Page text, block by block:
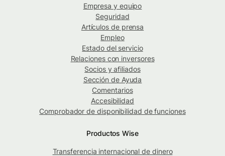
Empresa y equipo
Seguridad
Artículos de prensa
Empleo
Estado del servicio
Relaciones con inversores
Socios y afiliados
Sección de Ayuda
Comentarios
Accesibilidad
Comprobador de disponibilidad de funciones
Productos Wise
Transferencia internacional de dinero